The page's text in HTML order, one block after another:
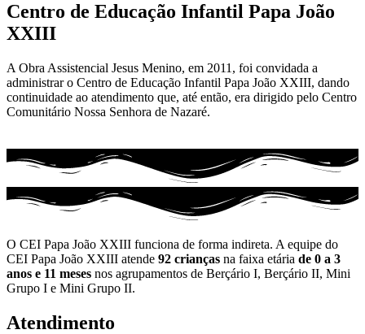
Centro de Educação Infantil Papa João
XXIII
A Obra Assistencial Jesus Menino, em 2011, foi convidada a
administrar o Centro de Educação Infantil Papa João XXIII, dando
continuidade ao atendimento que, até então, era dirigido pelo Centro
Comunitário Nossa Senhora de Nazaré.
O CEI Papa João XXIII funciona de forma indireta. A equipe do
CEI Papa João XXIII atende 92 crianças na faixa etária de 0 a 3
anos e 11 meses nos agrupamentos de Berçário I, Berçário II, Mini
Grupo I e Mini Grupo II.
Atendimento